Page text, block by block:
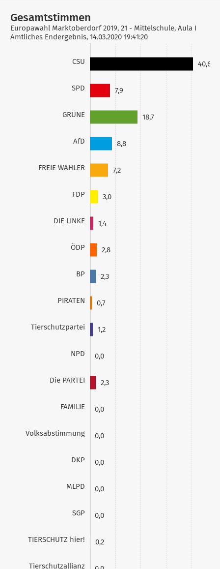
CSU
SPD
GRÜNE
AfD
FREIE WÄHLER
FDP
DIE LINKE
ÖDP
BP
PIRATEN
Tierschutzpartei
NPD
Die PARTEI
FAMILIE
Volksabstimmung
DKP
MLPD
SGP
TIERSCHUTZ hier!
Tierschutzallianz
40,6
7,9
18,7
8,8
7,2
3,0
1,4
2,8
2,3
0,7
1,2
0,0
2,3
0,0
0,0
0,0
0,0
0,0
0,2
Gesamtstimmen
Europawahl Marktoberdorf 2019, 21 - Mittelschule, Aula I
Amtliches Endergebnis, 14.03.2020 19:41:20